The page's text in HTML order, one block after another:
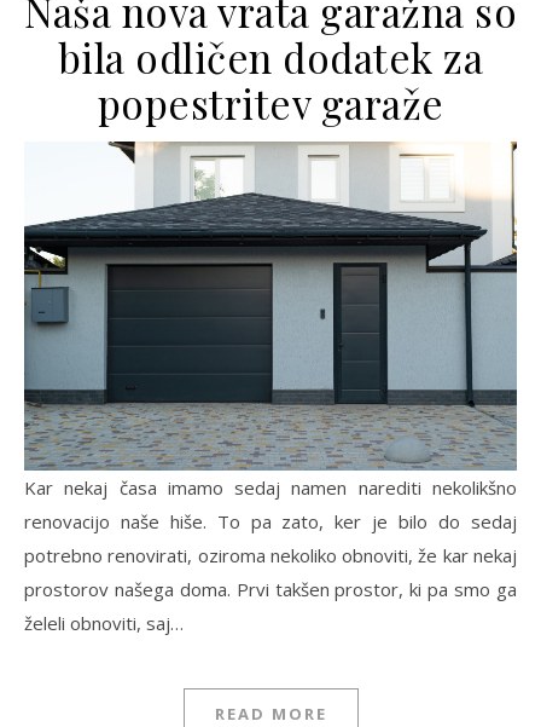
Naša nova vrata garažna so
bila odličen dodatek za
popestritev garaže
Kar nekaj časa imamo sedaj namen narediti nekolikšno
renovacijo naše hiše. To pa zato, ker je bilo do sedaj
potrebno renovirati, oziroma nekoliko obnoviti, že kar nekaj
prostorov našega doma. Prvi takšen prostor, ki pa smo ga
želeli obnoviti, saj…
READ MORE